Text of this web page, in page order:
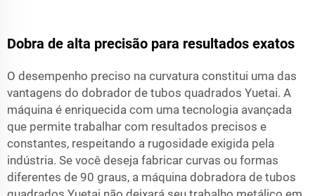
Dobra de alta precisão para resultados exatos
O desempenho preciso na curvatura constitui uma das
vantagens do dobrador de tubos quadrados Yuetai. A
máquina é enriquecida com uma tecnologia avançada
que permite trabalhar com resultados precisos e
constantes, respeitando a rugosidade exigida pela
indústria. Se você deseja fabricar curvas ou formas
diferentes de 90 graus, a máquina dobradora de tubos